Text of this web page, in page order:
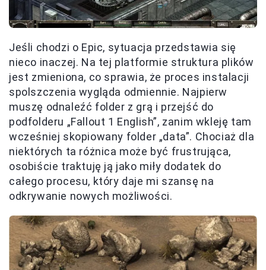
Jeśli chodzi o Epic, sytuacja przedstawia się
nieco inaczej. Na tej platformie struktura plików
jest zmieniona, co sprawia, że proces instalacji
spolszczenia wygląda odmiennie. Najpierw
muszę odnaleźć folder z grą i przejść do
podfolderu „Fallout 1 English”, zanim wkleję tam
wcześniej skopiowany folder „data”. Chociaż dla
niektórych ta różnica może być frustrująca,
osobiście traktuję ją jako miły dodatek do
całego procesu, który daje mi szansę na
odkrywanie nowych możliwości.